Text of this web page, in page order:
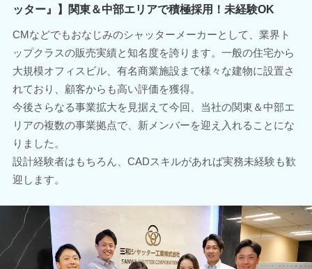
ッター』】関東＆中部エリアで積極採用！未経験OK
CMなどでもおなじみのシャッターメーカーとして、業界ト
ップクラスの販売実績と知名度を誇ります。一般の住宅から
大規模オフィスビル、有名商業施設まで様々な建物に設置さ
れており、顧客からも高い評価を獲得。
今後さらなる事業拡大を見据えて今回、当社の関東＆中部エ
リアの複数の事業拠点で、新メンバーを迎え入れることにな
りました。
設計経験者はもちろん、CADスキルがあれば実務未経験も歓
迎します。